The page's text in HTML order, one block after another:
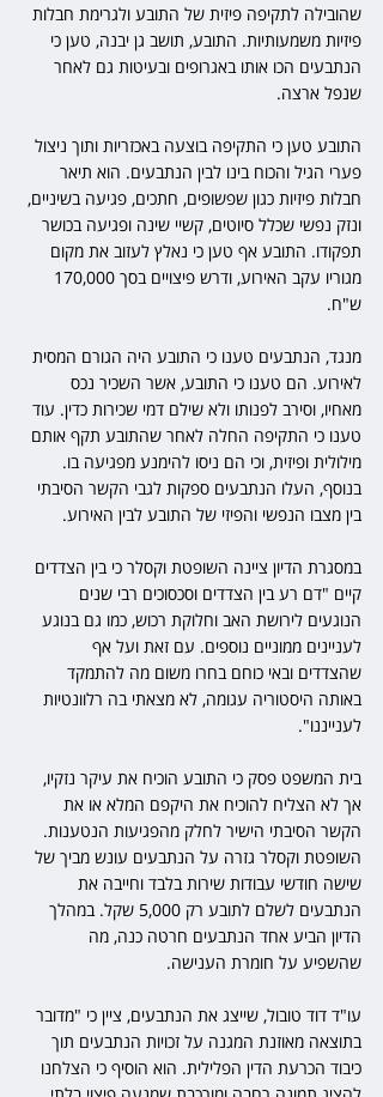
שהובילה לתקיפה פיזית של התובע ולגרימת חבלות
פיזיות משמעותיות. התובע, תושב גן יבנה, טען כי
הנתבעים הכו אותו באגרופים ובעיטות גם לאחר
שנפל ארצה.
התובע טען כי התקיפה בוצעה באכזריות ותוך ניצול
פערי הגיל והכוח בינו לבין הנתבעים. הוא תיאר
חבלות פיזיות כגון שפשופים, חתכים, פגיעה בשיניים,
ונזק נפשי שכלל סיוטים, קשיי שינה ופגיעה בכושר
תפקודו. התובע אף טען כי נאלץ לעזוב את מקום
ש"ח.
מנגד, הנתבעים טענו כי התובע היה הגורם המסית
לאירוע. הם טענו כי התובע, אשר השכיר נכס
מאחיו, וסירב לפנותו ולא שילם דמי שכירות כדין. עוד
טענו כי התקיפה החלה לאחר שהתובע תקף אותם
מילולית ופיזית, וכי הם ניסו להימנע מפגיעה בו.
בנוסף, העלו הנתבעים ספקות לגבי הקשר הסיבתי
בין מצבו הנפשי והפיזי של התובע לבין האירוע.
במסגרת הדיון ציינה השופטת וקסלר כי בין הצדדים
קיים "דם רע בין הצדדים וסכסוכים רבי שנים
הנוגעים לירושת האב וחלוקת רכוש, כמו גם בנוגע
לעניינים ממוניים נוספים. עם זאת ועל אף
שהצדדים ובאי כוחם בחרו משום מה להתמקד
באותה היסטוריה עגומה, לא מצאתי בה רלוונטיות
לענייננו".
בית המשפט פסק כי התובע הוכיח את עיקר נזקיו,
אך לא הצליח להוכיח את היקפם המלא או את
הקשר הסיבתי הישיר לחלק מהפגיעות הנטענות.
השופטת וקסלר גזרה על הנתבעים עונש מביך של
שישה חודשי עבודות שירות בלבד וחייבה את
הנתבעים לשלם לתובע רק 5,000 שקל. במהלך
הדיון הביע אחד הנתבעים חרטה כנה, מה
שהשפיע על חומרת הענישה.
עו"ד דוד טובול, שייצג את הנתבעים, ציין כי "מדובר
בתוצאה מאוזנת המגנה על זכויות הנתבעים תוך
כיבוד הכרעת הדין הפלילית. הוא הוסיף כי הצלחנו